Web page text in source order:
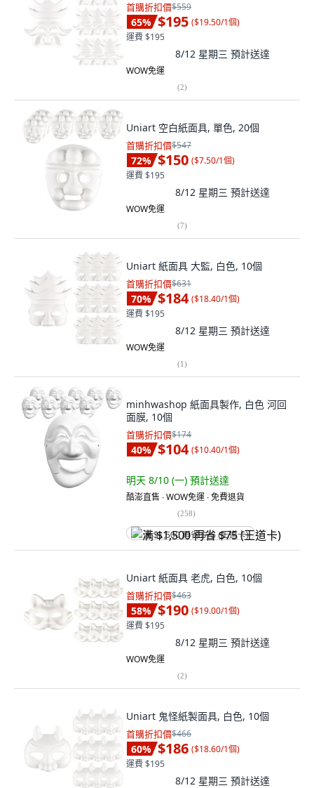
首購折扣價$559
65% $195 ($19.50/1個)
運費 $195
8/12 星期三 預計送達
WOW免運
(2)
Uniart 空白紙面具, 單色, 20個
首購折扣價$547
72% $150 ($7.50/1個)
運費 $195
8/12 星期三 預計送達
WOW免運
(7)
Uniart 紙面具 大監, 白色, 10個
首購折扣價$631
70% $184 ($18.40/1個)
運費 $195
8/12 星期三 預計送達
WOW免運
(1)
minhwashop 紙面具製作, 白色 河回
面膜, 10個
首購折扣價$174
40% $104 ($10.40/1個)
明天 8/10 (一) 預計送達
酷澎直售 ∙ WOW免運 ∙ 免費退貨
(258)
满 $1,500 再省 $75 (王道卡)
Uniart 紙面具 老虎, 白色, 10個
首購折扣價$463
58% $190 ($19.00/1個)
運費 $195
8/12 星期三 預計送達
WOW免運
(2)
Uniart 鬼怪紙製面具, 白色, 10個
首購折扣價$466
60% $186 ($18.60/1個)
運費 $195
8/12 星期三 預計送達